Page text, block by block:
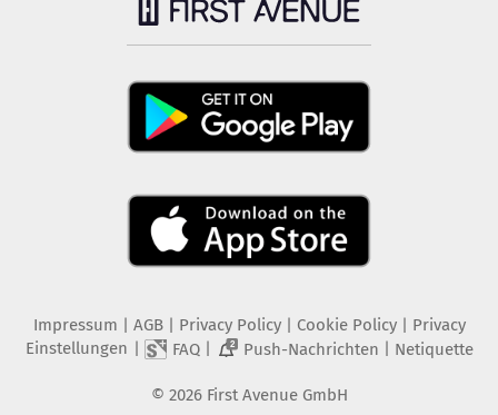
Impressum | AGB | Privacy Policy| Cookie Policy| Privacy
Einstellungen | FAQ| 2 Push-Nachrichten | Netiquette
© 2026 First Avenue GmbH